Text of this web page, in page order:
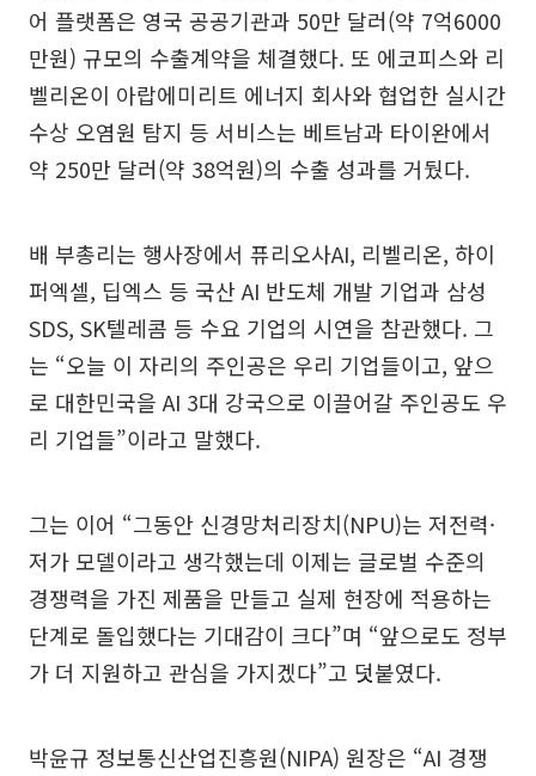
어 플랫폼은 영국 공공기관과 50만 달러(약 7억6000
만원) 규모의 수출계약을 체결했다. 또 에코피스와 리
벨리온이 아랍에미리트 에너지 회사와 협업한 실시간
수상 오염원 탐지 등 서비스는 베트남과 타이완에서
약 250만 달러(약 38억원)의 수출 성과를 거뒀다.
배 부총리는 행사장에서 퓨리오사AI, 리벨리온, 하이
퍼엑셀, 딥엑스 등 국산 AI 반도체 개발 기업과 삼성
SDS, SK텔레콤 등 수요 기업의 시연을 참관했다. 그
는 “오늘 이 자리의 주인공은 우리 기업들이고, 앞으
로 대한민국을 AI 3대 강국으로 이끌어갈 주인공도 우
리 기업들”이라고 말했다.
그는 이어 “그동안 신경망처리장치(NPU)는 저전력·
저가 모델이라고 생각했는데 이제는 글로벌 수준의
경쟁력을 가진 제품을 만들고 실제 현장에 적용하는
단계로 돌입했다는 기대감이 크다”며 “앞으로도 정부
가 더 지원하고 관심을 가지겠다”고 덧붙였다.
박윤규 정보통신산업진흥원(NIPA) 원장은 “AI 경쟁